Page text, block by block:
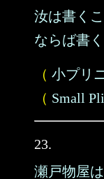
汝は書く
ならば書
（ 小プリ
（ Small
23.
瀬戸物屋